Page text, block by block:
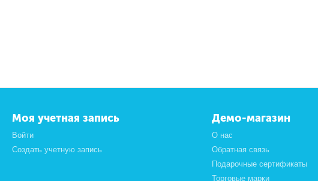
Моя учетная запись
Войти
Создать учетную запись
Демо-магазин
О нас
Обратная связь
Подарочные сертификаты
Торговые марки